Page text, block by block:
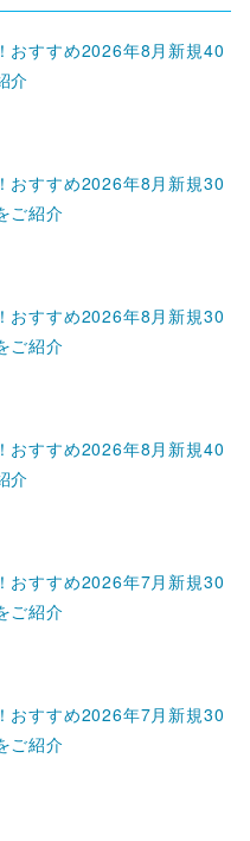
おすすめ2026年8月新規40
介
おすすめ2026年8月新規30
ご紹介
おすすめ2026年8月新規30
ご紹介
おすすめ2026年8月新規40
介
おすすめ2026年7月新規30
ご紹介
おすすめ2026年7月新規30
ご紹介